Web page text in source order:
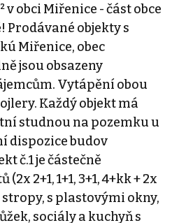
obci Miřenice - část obce
Prodávané objekty s
Miřenice, obec
jsou obsazeny
Vytápění obou
Každý objekt má
studnou na pozemku u
dispozice budov
č.1 je částečně
2+1, 1+1, 3+1, 4+kk + 2x
stropy, s plastovými okny,
sociály a kuchyň s